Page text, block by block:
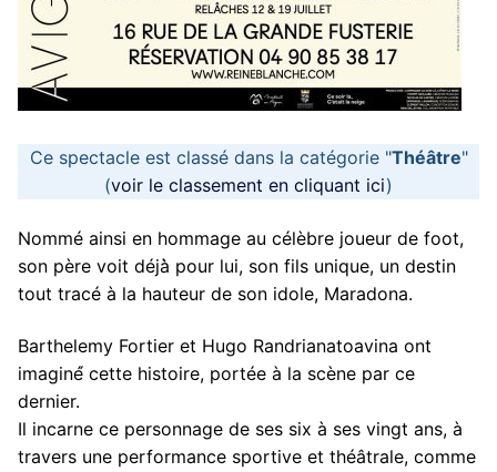
Ce spectacle est classé dans la catégorie "Théâtre"
(voir le classement en cliquant ici)
Nommé ainsi en hommage au célèbre joueur de foot,
son père voit déjà̀ pour lui, son fils unique, un destin
tout tracé à la hauteur de son idole, Maradona.
Barthelemy Fortier et Hugo Randrianatoavina ont
imaginé́ cette histoire, portée à la scène par ce
dernier.
Il incarne ce personnage de ses six à ses vingt ans, à
travers une performance sportive et théâtrale, comme